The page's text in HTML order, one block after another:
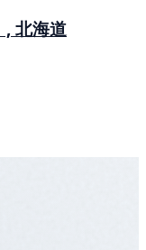
, 北海道